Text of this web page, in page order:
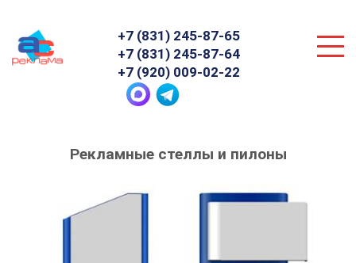
+7 (831) 245-87-65
+7 (831) 245-87-64
+7 (920) 009-02-22
Рекламные стеллы и пилоны